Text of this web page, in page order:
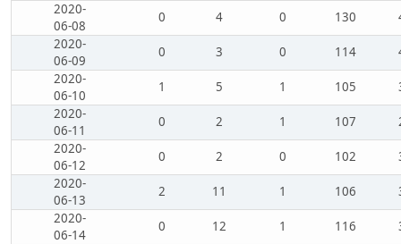
2020-
06-08
0 4 0 130
2020-
06-09
0 3 0 114
2020-
06-10
1 5 1 105
2020-
06-11
0 2 1 107
2020-
06-12
0 2 0 102
2020-
06-13
2 11 1 106
2020-
06-14
0 12 1 116